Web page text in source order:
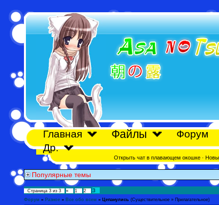
Главная Файлы
Форум
Др.
Открыть чат в плавающем окошке·
Популярные темы
Страница 3 из 3 « 1 2 3
Форум » Разное » Все обо всем » Цепанулись (Существительное » Прилагательное)